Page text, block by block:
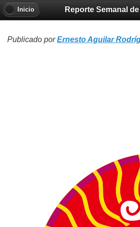
Inicio
Publicado porErnesto Aguilar